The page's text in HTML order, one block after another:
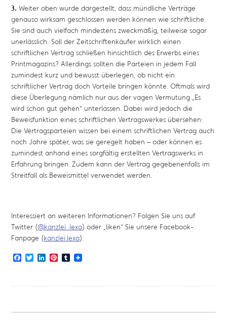
3. Weiter oben wurde dargestellt, dass mündliche Verträge
genauso wirksam geschlossen werden können wie schriftliche.
Sie sind auch vielfach mindestens zweckmäßig, teilweise sogar
unerlässlich: Soll der Zeitschriftenkäufer wirklich einen
schriftlichen Vertrag schließen hinsichtlich des Erwerbs eines
Printmagazins? Allerdings sollten die Parteien in jedem Fall
zumindest kurz und bewusst überlegen, ob nicht ein
schriftlicher Vertrag doch Vorteile bringen könnte. Oftmals wird
diese Überlegung nämlich nur aus der vagen Vermutung „Es
wird schon gut gehen“ unterlassen. Dabei wird jedoch die
Beweisfunktion eines schriftlichen Vertragswerkes übersehen:
Die Vertragsparteien wissen bei einem schriftlichen Vertrag auch
noch Jahre später, was sie geregelt haben – oder können es
zumindest anhand eines sorgfältig erstellten Vertragswerks in
Erfahrung bringen. Zudem kann der Vertrag gegebenenfalls im
Streitfall als Beweismittel verwendet werden.
Interessiert an weiteren Informationen? Folgen Sie uns auf
Twitter (@kanzlei_lexa) oder „liken“ Sie unsere Facebook-
Fanpage (kanzlei.lexa).
Facebook
TwitterLinkedIn
Pinterest
Tumblr